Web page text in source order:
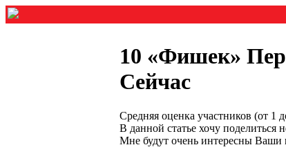
10 «Фишек»
Сейчас
Средняя оценка участников (от
В данной статье хочу
Мне будут очень интересны Ваши